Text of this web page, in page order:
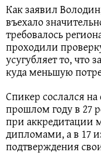
Как заявил
въехало
требовалось
проходили
усугубляет то, что
куда меньшую
Спикер сослался
прошлом году в 27
при аккредитации
дипломами, а в 17
подтверждения